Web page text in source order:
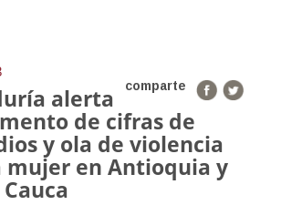
comparte
alerta
de cifras de
y ola de violencia
mujer en Antioquia y